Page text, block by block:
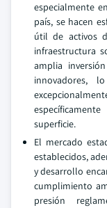
especialmente
país, se hacen
útil de activos
infraestructura
amplia
innovadores,
superficie.
El mercado
establecidos,
y desarrollo
cumplimiento
presión